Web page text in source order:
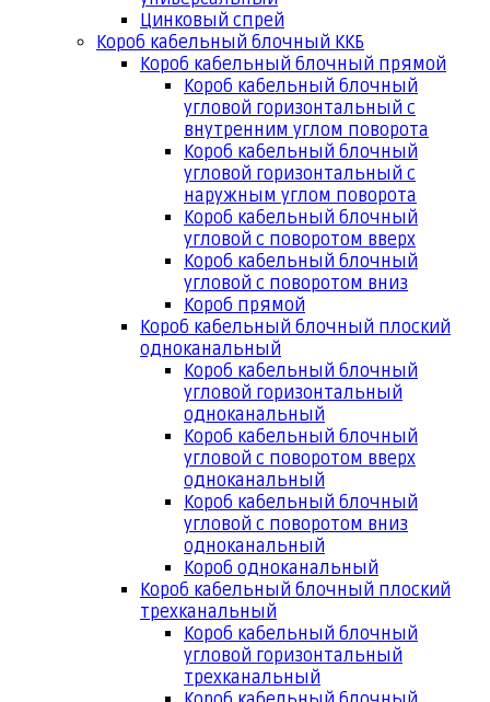
Цинковый спрей
Короб кабельный блочный ККБ
Короб кабельный блочный прямой
Короб кабельный блочный
угловой горизонтальный с
внутренним углом поворота
Короб кабельный блочный
угловой горизонтальный с
наружным углом поворота
Короб кабельный блочный
угловой с поворотом вверх
Короб кабельный блочный
угловой с поворотом вниз
Короб прямой
Короб кабельный блочный плоский
одноканальный
Короб кабельный блочный
угловой горизонтальный
одноканальный
Короб кабельный блочный
угловой с поворотом вверх
одноканальный
Короб кабельный блочный
угловой с поворотом вниз
одноканальный
Короб одноканальный
Короб кабельный блочный плоский
трехканальный
Короб кабельный блочный
угловой горизонтальный
трехканальный